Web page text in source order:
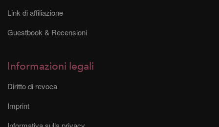
Link di affiliazione
Guestbook & Recensioni
Informazioni legali
Diritto di revoca
Imprint